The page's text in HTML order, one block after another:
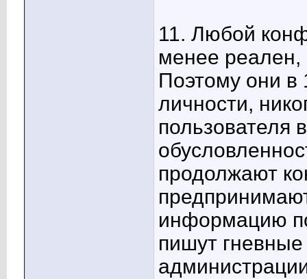
11. Любой
менее
Поэтому они в
личности,
пользователя
продолжают
информацию
пишут